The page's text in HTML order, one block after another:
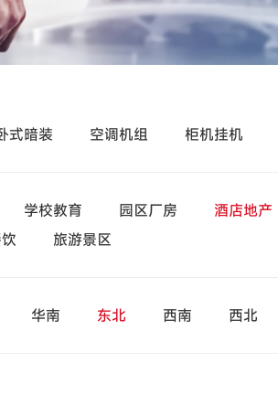
式暗装 空调机组 柜机挂机
学校教育 园区厂房 酒店地产
旅游景区
华南 东北 西南 西北